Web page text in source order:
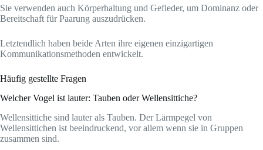
Sie verwenden auch Körperhaltung und Gefieder, um Dominanz oder
Bereitschaft für Paarung auszudrücken.
Letztendlich haben beide Arten ihre eigenen einzigartigen
Kommunikationsmethoden entwickelt.
Häufig gestellte Fragen
Welcher Vogel ist lauter: Tauben oder Wellensittiche?
Wellensittiche sind lauter als Tauben. Der Lärmpegel von
Wellensittichen ist beeindruckend, vor allem wenn sie in Gruppen
zusammen sind.